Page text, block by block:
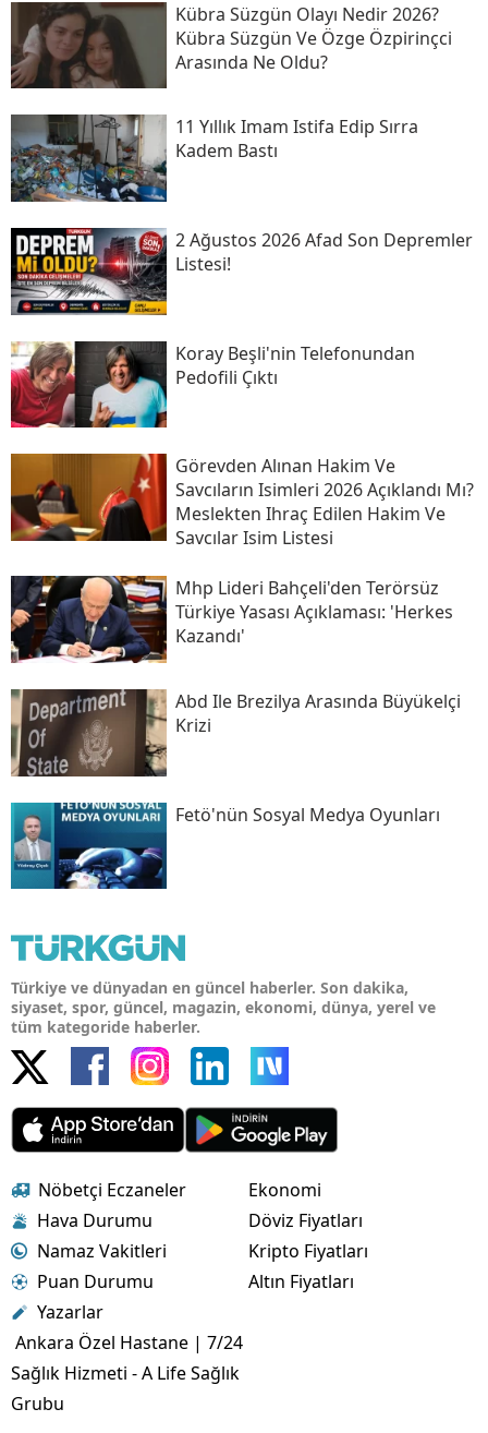
Kübra Süzgün Olayı Nedir 2026?
Kübra Süzgün Ve Özge Özpirinçci
Arasında Ne Oldu?
11 Yıllık Imam Istifa Edip Sırra
Kadem Bastı
2 Ağustos 2026 Afad Son Depremler
Listesi!
Koray Beşli'nin Telefonundan
Pedofili Çıktı
Görevden Alınan Hakim Ve
Savcıların Isimleri 2026 Açıklandı Mı?
Meslekten Ihraç Edilen Hakim Ve
Savcılar Isim Listesi
Mhp Lideri Bahçeli'den Terörsüz
Türkiye Yasası Açıklaması: 'herkes
Kazandı'
Abd Ile Brezilya Arasında Büyükelçi
Krizi
Fetö'nün Sosyal Medya Oyunları
Türkiye ve dünyadan en güncel haberler. Son dakika,
siyaset, spor, güncel, magazin, ekonomi, dünya, yerel ve
tüm kategoride haberler.
Nöbetçi Eczaneler
Hava Durumu
Namaz Vakitleri
Puan Durumu
Yazarlar
Ankara Özel Hastane | 7/24
Sağlık Hizmeti - A Life Sağlık
Grubu
Ekonomi
Döviz Fiyatları
Kripto Fiyatları
Altın Fiyatları